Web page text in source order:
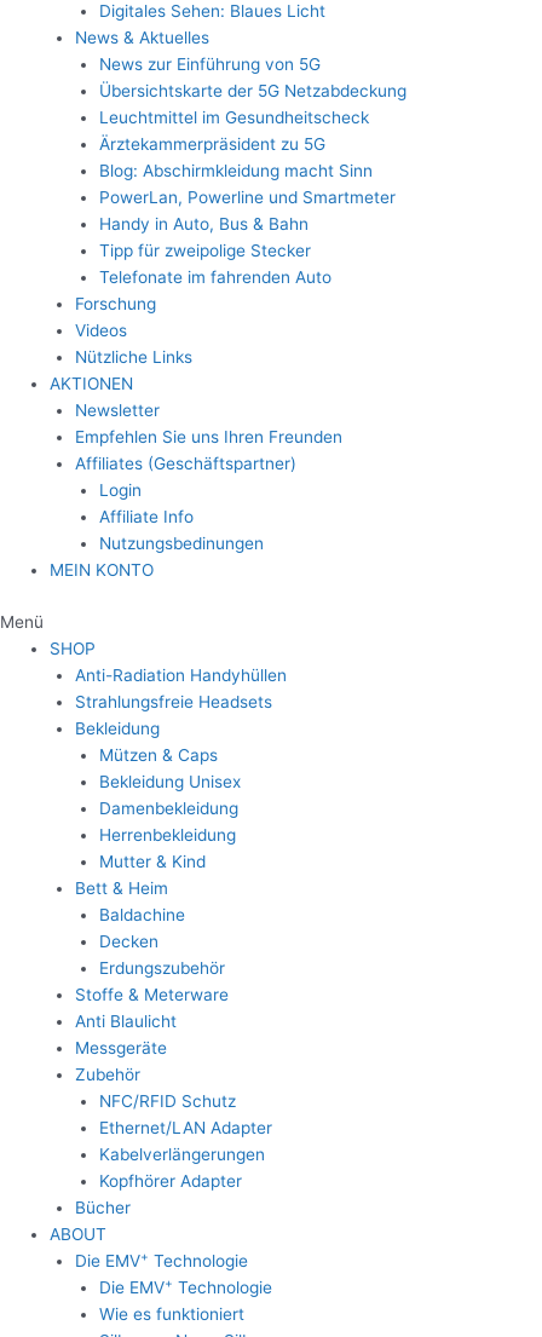
Digitales Sehen: Blaues Licht
News & Aktuelles
News zur Einführung von 5G
Übersichtskarte der 5G Netzabdeckung
Leuchtmittel im Gesundheitscheck
Ärztekammerpräsident zu 5G
Blog: Abschirmkleidung macht Sinn
PowerLan, Powerline und Smartmeter
Handy in Auto, Bus & Bahn
Tipp für zweipolige Stecker
Telefonate im fahrenden Auto
Forschung
Videos
Nützliche Links
AKTIONEN
Newsletter
Empfehlen Sie uns Ihren Freunden
Affiliates (Geschäftspartner)
Login
Affiliate Info
Nutzungsbedinungen
MEIN KONTO
Menü
SHOP
Anti-Radiation Handyhüllen
Strahlungsfreie Headsets
Bekleidung
Mützen & Caps
Bekleidung Unisex
Damenbekleidung
Herrenbekleidung
Mutter & Kind
Bett & Heim
Baldachine
Decken
Erdungszubehör
Stoffe & Meterware
Anti Blaulicht
Messgeräte
Zubehör
NFC/RFID Schutz
Ethernet/LAN Adapter
Kabelverlängerungen
Kopfhörer Adapter
Bücher
ABOUT
Die EMV+ Technologie
Die EMV+ Technologie
Wie es funktioniert